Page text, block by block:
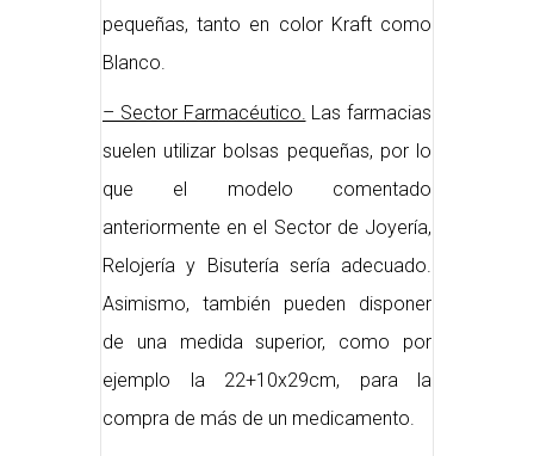
pequeñas, tanto en color Kraft como
Blanco.
– Sector Farmacéutico. Las farmacias
suelen utilizar bolsas pequeñas, por lo
que el modelo comentado
anteriormente en el Sector de Joyería,
Relojería y Bisutería sería adecuado.
Asimismo, también pueden disponer
de una medida superior, como por
ejemplo la 22+10x29cm, para la
compra de más de un medicamento.